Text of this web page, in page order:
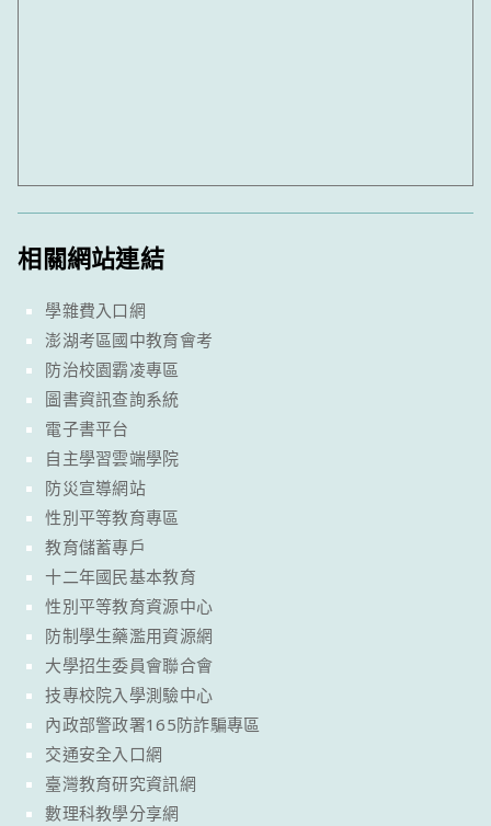
相關網站連結
學雜費入口網
澎湖考區國中教育會考
防治校園霸凌專區
圖書資訊查詢系統
電子書平台
自主學習雲端學院
防災宣導網站
性別平等教育專區
教育儲蓄專戶
十二年國民基本教育
性別平等教育資源中心
防制學生藥濫用資源網
大學招生委員會聯合會
技專校院入學測驗中心
內政部警政署165防詐騙專區
交通安全入口網
臺灣教育研究資訊網
數理科教學分享網